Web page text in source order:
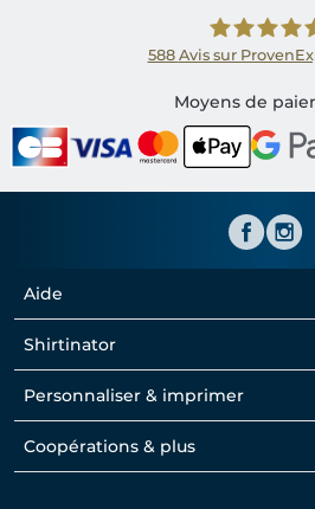
Shirtinator
588 Avis sur
Moyens de
Aide
Shirtinator
Personnaliser & imprimer
Coopérations & plus